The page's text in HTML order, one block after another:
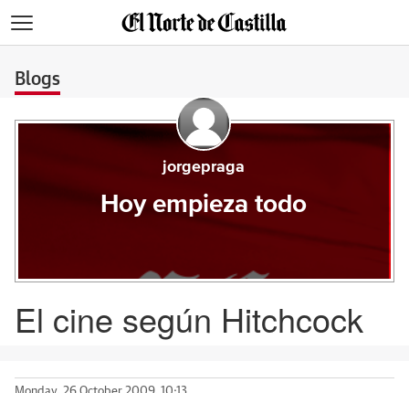
Blogs
jorgepraga
Hoy empieza todo
El cine según Hitchcock